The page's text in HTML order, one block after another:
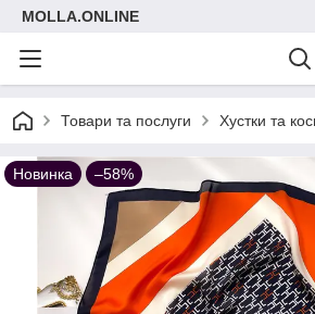
MOLLA.ONLINE
Товари та послуги Хустки та
Новинка –58%